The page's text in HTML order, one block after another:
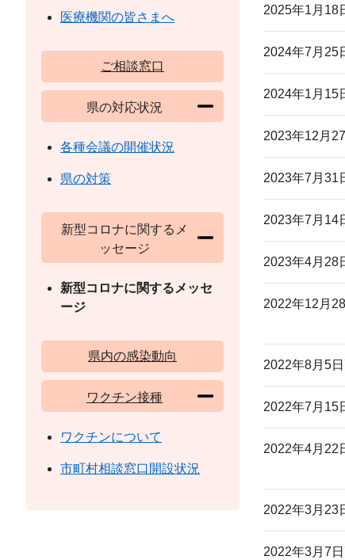
2025年1月18
2024年7月25
2024年1月15
2023年12月
2023年7月31
2023年7月14
2023年4月28
2022年12月
2022年8月5
2022年7月15
2022年4月22
2022年3月23
2022年3月7
医療機関の皆さまへ
ご相談窓口
県の対応状況
各種会議の開催状況
県の対策
新型コロナに関するメ
ッセージ
新型コロナに関するメッセ
ージ
県内の感染動向
ワクチン接種
ワクチンについて
市町村相談窓口開設状況